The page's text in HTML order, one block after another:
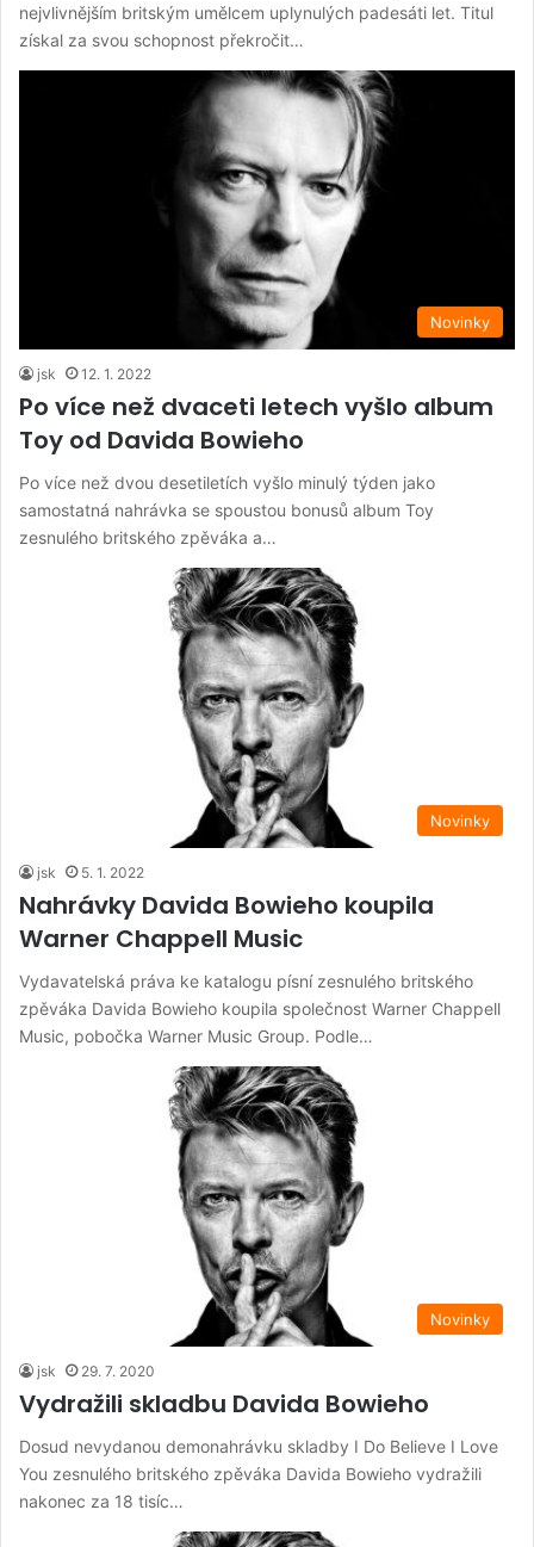
nejvlivnějším britským umělcem uplynulých padesáti let. Titul
získal za svou schopnost překročit…
Novinky
jsk 12. 1. 2022
Po více než dvaceti letech vyšlo album
Toy od Davida Bowieho
Po více než dvou desetiletích vyšlo minulý týden jako
samostatná nahrávka se spoustou bonusů album Toy
zesnulého britského zpěváka a…
Novinky
jsk 5. 1. 2022
Nahrávky Davida Bowieho koupila
Warner Chappell Music
Vydavatelská práva ke katalogu písní zesnulého britského
zpěváka Davida Bowieho koupila společnost Warner Chappell
Music, pobočka Warner Music Group. Podle…
Novinky
jsk 29. 7. 2020
Vydražili skladbu Davida Bowieho
Dosud nevydanou demonahrávku skladby I Do Believe I Love
You zesnulého britského zpěváka Davida Bowieho vydražili
nakonec za 18 tisíc…